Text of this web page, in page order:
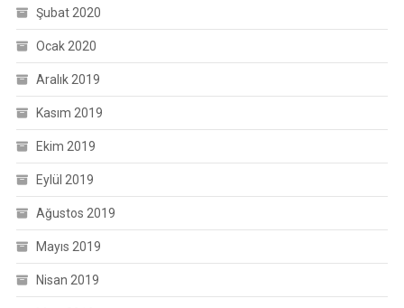
Şubat 2020
Ocak 2020
Aralık 2019
Kasım 2019
Ekim 2019
Eylül 2019
Ağustos 2019
Mayıs 2019
Nisan 2019